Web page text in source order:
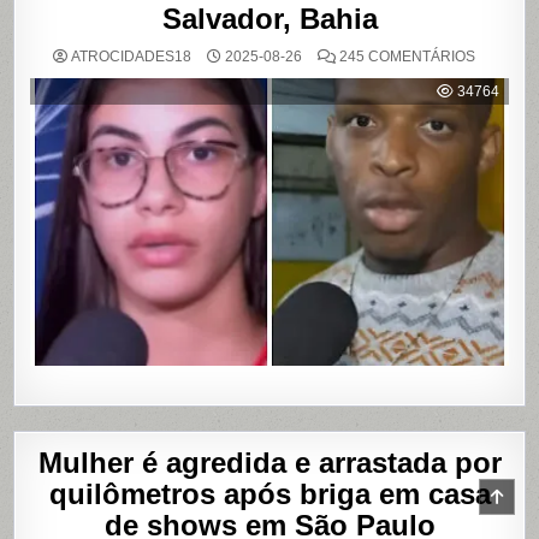
Salvador, Bahia
ATROCIDADES18 2025-08-26 245 COMENTÁRIOSEM
ACUSA
DE
UBER
DE
EM
DE
VÍDEOS
ÍNTIMOS
EM
BAHIA
34764
Mulher é agredida e arrastada por
quilômetros após briga em casa
de shows em São Paulo
TO